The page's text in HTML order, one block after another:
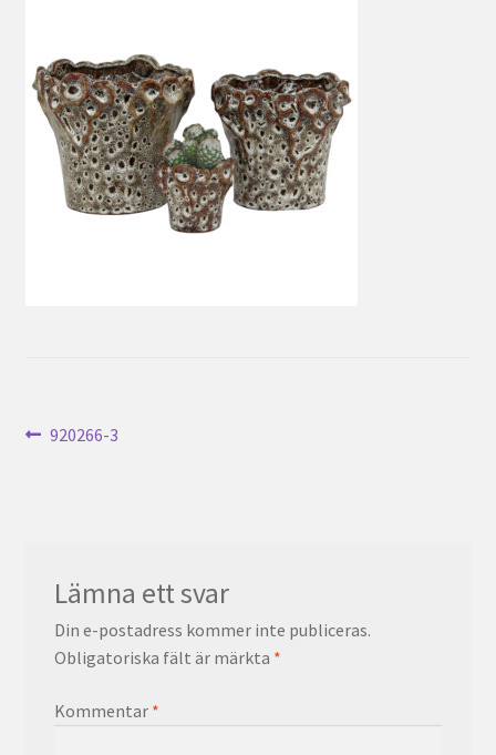
Inläggsnavigering
Föregående
920266-3
Lämna ett svar
Din e-postadress kommer inte publiceras.
Obligatoriska fält är märkta *
Kommentar *